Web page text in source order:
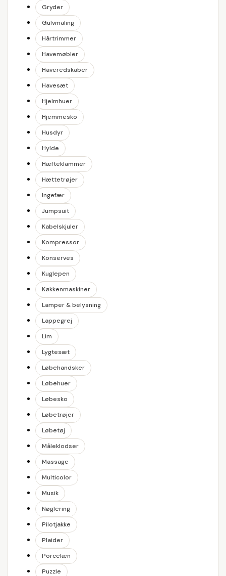
Gryder
Gulvmaling
Hårtrimmer
Havemøbler
Haveredskaber
Havesæt
Hjelmhuer
Hjemmesko
Husdyr
Hylde
Hæfteklammer
Hættetrøjer
Ingefær
Jumpsuit
Kabelskjuler
Kompressor
Konserves
Kuglepen
Køkkenmaskiner
Lamper & belysning
Lappegrej
Lim
Lygtesæt
Løbehandsker
Løbehuer
Løbesko
Løbetrøjer
Løbetøj
Måleklodser
Massage
Multicolor
Musik
Nøglering
Pilotjakke
Plaider
Porcelæn
Puzzle